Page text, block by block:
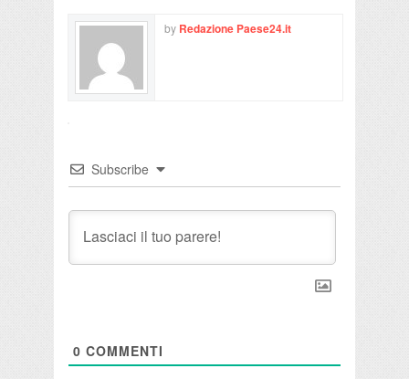
by Redazione Paese24.it
Subscribe
0 COMMENTI